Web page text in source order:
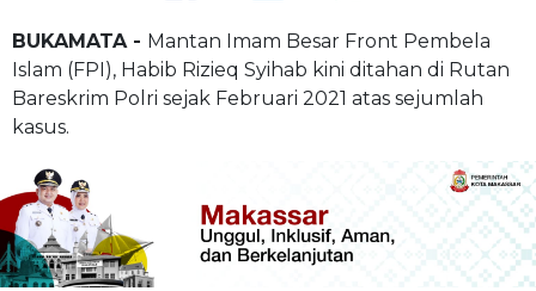
BUKAMATA - Mantan Imam Besar Front Pembela
Islam (FPI), Habib Rizieq Syihab kini ditahan di Rutan
Bareskrim Polri sejak Februari 2021 atas sejumlah
kasus.